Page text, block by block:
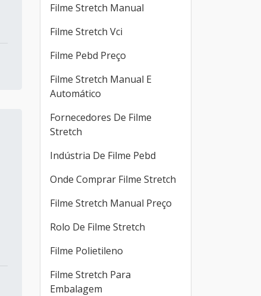
Filme Stretch Manual
Filme Stretch Vci
Filme Pebd Preço
Filme Stretch Manual E
Automático
Fornecedores De Filme
Stretch
Indústria De Filme Pebd
Onde Comprar Filme Stretch
Filme Stretch Manual Preço
Rolo De Filme Stretch
Filme Polietileno
Filme Stretch Para
Embalagem